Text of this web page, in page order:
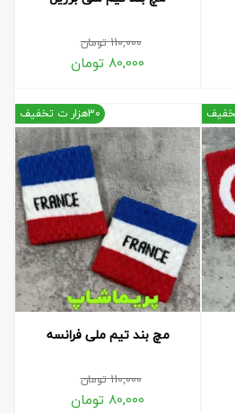
110,000تومان
80,000 تومان
مچ بند تیم ملی فرانسه
110,000تومان
80,000 تومان
30هزار ت تخفیف